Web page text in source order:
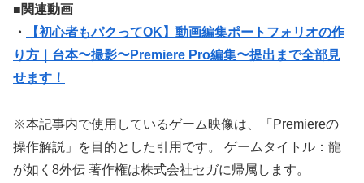
■関連動画
・
【初心者もパクってOK】動画編集ポートフォリオの作
り方｜台本〜撮影〜Premiere Pro編集〜提出まで全部見
せます！
※本記事内で使用しているゲーム映像は、「Premiereの
操作解説」を目的とした引用です。 ゲームタイトル：龍
が如く8外伝 著作権は株式会社セガに帰属します。